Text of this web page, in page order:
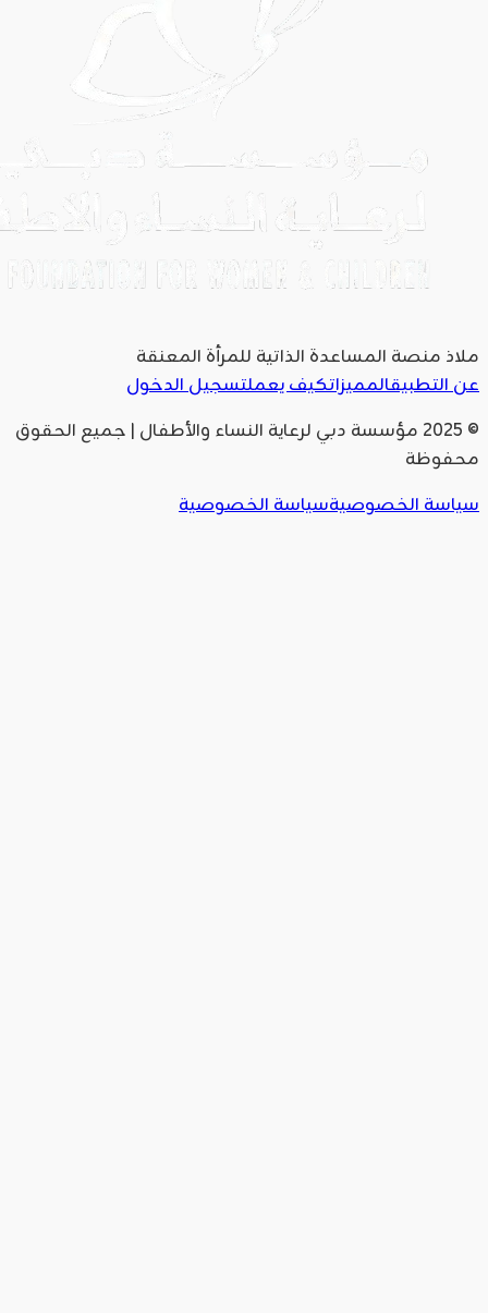
ملاذ منصة المساعدة الذاتية للمرأة المعنقة
عن التطبيقالمميزاتكيف يعملتسجيل الدخول
© 2025 مؤسسة دبي لرعاية النساء والأطفال | جميع الحقوق
محفوظة
سياسة الخصوصيةسياسة الخصوصية